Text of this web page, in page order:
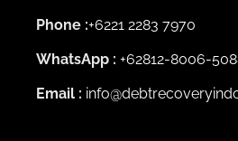
Phone :+6221 2283 7970
WhatsApp : +62812-8006-
Email :